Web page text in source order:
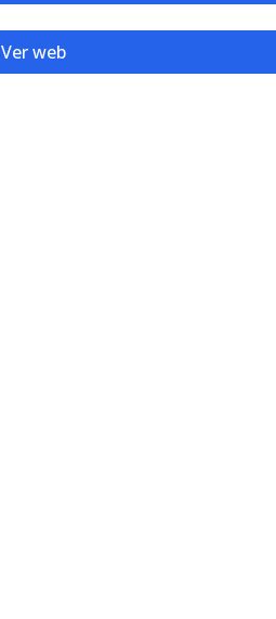
Ver web